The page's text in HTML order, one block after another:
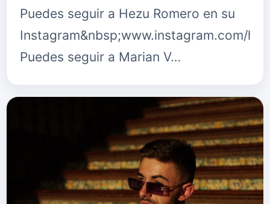
Puedes seguir a Hezu Romero en su
Instagram&nbsp;www.instagram.com/
Puedes seguir a Marian V…